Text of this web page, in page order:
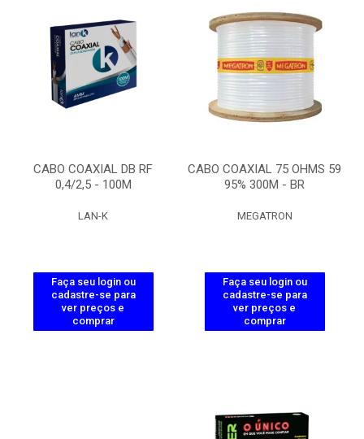
CABO COAXIAL DB RF
0,4/2,5 - 100M
LAN-K
Faça seu login ou
cadastre-se para
ver preços e
comprar
CABO COAXIAL 75 OHMS 59
95% 300M - BR
MEGATRON
Faça seu login ou
cadastre-se para
ver preços e
comprar